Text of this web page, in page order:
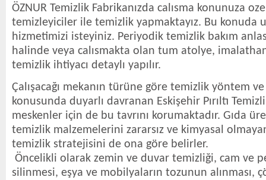
ÖZNUR Temizlik Fabrikanızda calısma konunuza
temizleyiciler ile temizlik yapmaktayız. Bu konuda
hizmetimizi isteyiniz. Periyodik temizlik bakım
halinde veya calısmakta olan tum atolye,
temizlik ihtiyacı detaylı yapılır.
Çalışacağı mekanın türüne göre temizlik yöntem
konusunda duyarlı davranan Eskişehir Pırıltı
meskenler için de bu tavrını korumaktadır. Gıda
temizlik malzemelerini zararsız ve kimyasal
temizlik stratejisini de ona göre belirler.
Öncelikli olarak zemin ve duvar temizliği, cam ve
silinmesi, eşya ve mobilyaların tozunun alınması,